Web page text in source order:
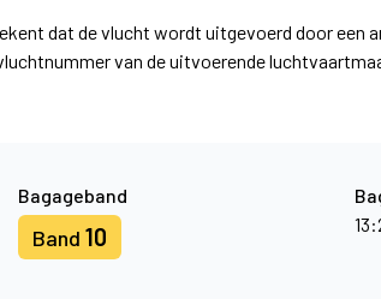
dat de vlucht wordt uitgevoerd door een
van de uitvoerende
Bagageband
Band 10